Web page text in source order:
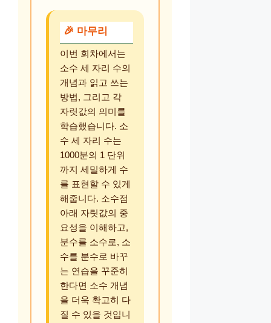
🎉 마무리
이번 회차에서는
소수 세 자리 수의
개념과 읽고 쓰는
방법, 그리고 각
자릿값의 의미를
학습했습니다. 소
수 세 자리 수는
1000분의 1 단위
까지 세밀하게 수
를 표현할 수 있게
해줍니다. 소수점
아래 자릿값의 중
요성을 이해하고,
분수를 소수로, 소
수를 분수로 바꾸
는 연습을 꾸준히
한다면 소수 개념
을 더욱 확고히 다
질 수 있을 것입니